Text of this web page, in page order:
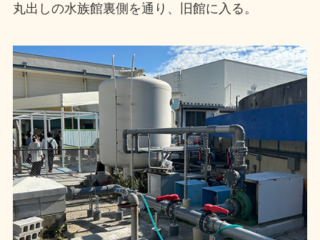
丸出しの水族館裏側を通り、旧館に入る。